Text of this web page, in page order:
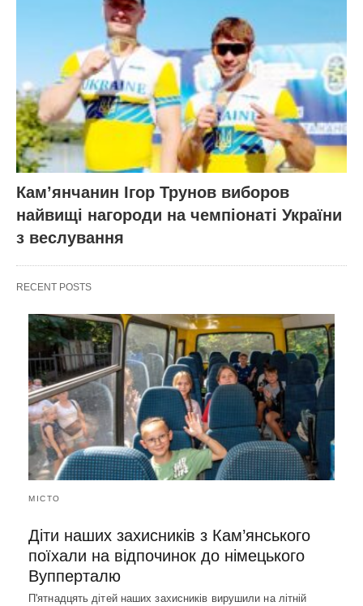
Кам’янчанин Ігор Трунов виборов
найвищі нагороди на чемпіонаті України
з веслування
RECENT POSTS
МІСТО
Діти наших захисників з Кам’янського
поїхали на відпочинок до німецького
Вупперталю
П'ятнадцять дітей наших захисників вирушили на літній